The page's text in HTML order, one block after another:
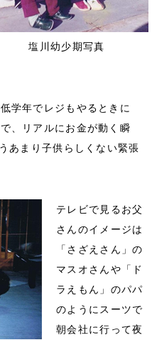
塩川幼少期写真
学年でレジもやるときに
、リアルにお金が動く瞬
あまり子供らしくない緊張
テレビで見るお父
さんのイメージは
「さざえさん」の
マスオさんや「ド
ラえもん」のパパ
のようにスーツで
朝会社に行って夜